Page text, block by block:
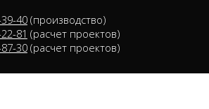
40(производство)
81 (расчет проектов)
30(расчет проектов)